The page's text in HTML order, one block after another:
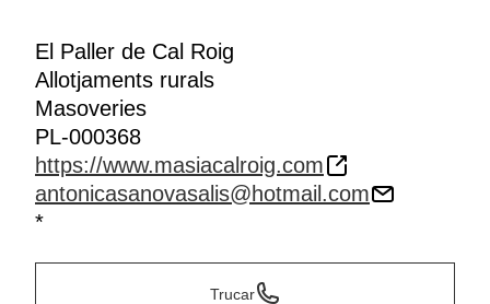
El Paller de Cal Roig
Allotjaments rurals
Masoveries
PL-000368
https://www.masiacalroig.com
antonicasanovasalis@hotmail.com
*
Trucar